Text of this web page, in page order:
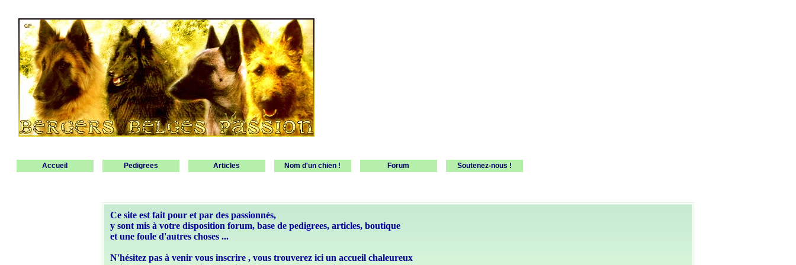
Accueil Pedigrees Articles Nom d'un chien ! Forum Soutenez-nous !
Ce site est fait pour et par des passionnés,
y sont mis à votre disposition forum, base de pedigrees, articles, boutique
et une foule d'autres choses ...
N'hésitez pas à venir vous inscrire , vous trouverez ici un accueil chaleureux